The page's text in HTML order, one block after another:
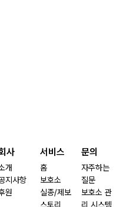
사
개
지사항
원
서비스
홈
보호소
실종/제보
스토리
문의
자주하는
질문
보호소 관
리 시스템